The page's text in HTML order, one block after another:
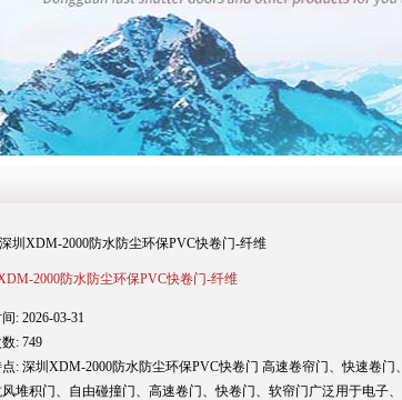
圳XDM-2000防水防尘环保PVC快卷门-纤维
2000防水防尘环保PVC快卷门-纤维
: 2026-03-31
: 749
: 深圳XDM-2000防水防尘环保PVC快卷门 高速卷帘门、快速卷门
堆积门、自由碰撞门、高速卷门、快卷门、软帘门广泛用于电子、